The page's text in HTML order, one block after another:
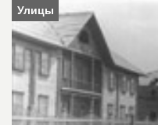
Улицы